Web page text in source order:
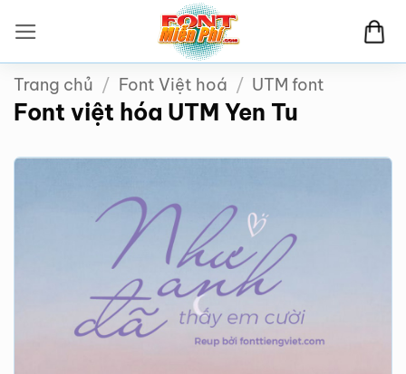
qua
nội
dung
Trang chủ / Font Việt hoá / UTM font
Font việt hóa UTM Yen Tu